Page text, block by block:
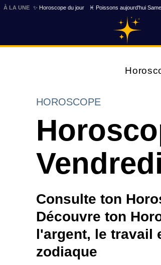
À LA UNE ✨ Horoscope du jour ♓ Poissons aujourd'hui
HOROSCOPE
Consulte ton
Découvre ton
l'argent, le travail
zodiaque